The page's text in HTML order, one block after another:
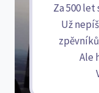
Za 500
Už
Ale